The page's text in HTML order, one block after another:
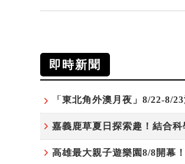
即時新聞